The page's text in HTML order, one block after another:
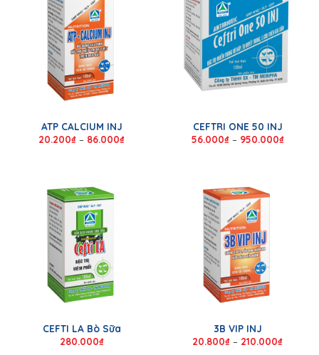
ATP CALCIUM INJ
20.200₫ – 86.000₫
CEFTRI ONE 50 INJ
56.000₫– 950.000₫
CEFTI LA Bò Sữa
280.000₫
3B VIP INJ
20.800₫ – 210.000₫